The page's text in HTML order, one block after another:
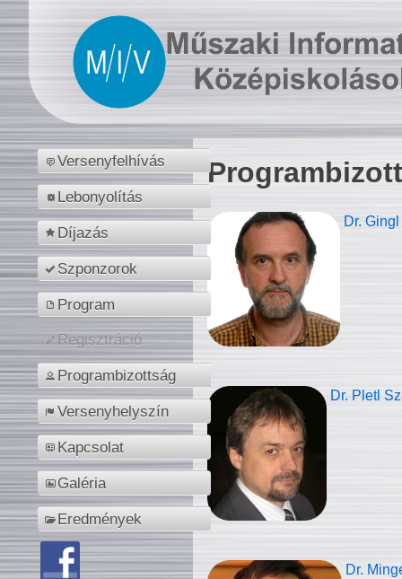
Versenyfelhívás
Lebonyolítás
Díjazás
Szponzorok
Program
Regisztráció
Programbizottság
Versenyhelyszín
Kapcsolat
Galéria
Eredmények
Dr.
Dr. Pletl
Dr.